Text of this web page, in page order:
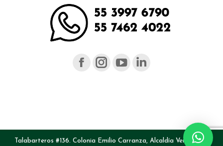
Facebook
in
Instagram
in
YouTube
inin
Talabarteros #136. Colonia Emilio Carranza, Alcaldía Venustiano